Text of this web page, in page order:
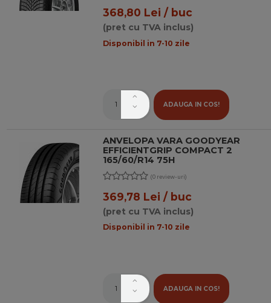
368,80 Lei / buc
(pret cu TVA inclus)
Disponibil in 7-10 zile
ADAUGA IN COS!
ANVELOPA VARA GOODYEAR
EFFICIENTGRIP COMPACT 2
165/60/R14 75H
(0 review-uri)
369,78 Lei / buc
(pret cu TVA inclus)
Disponibil in 7-10 zile
ADAUGA IN COS!